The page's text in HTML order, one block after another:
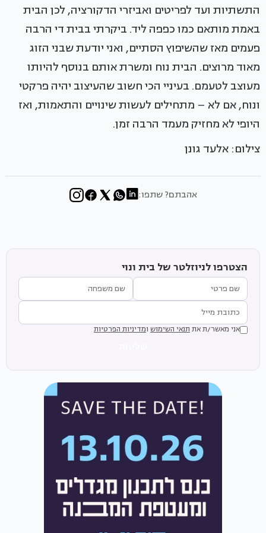
התשתיות ועד לפריטים ואביזרי הדקורציה, לכן הבית
באמת מותאם כמו כפפה ליד. ביקרתי בבית די הרבה
פעמים מאז שהשיפוץ הסתיים, ואני יודעת שבני הזוג
מאוד מרוצים. הבית נוח ומשרת אותם בנוסף להיותו
מעוצב לטעמם. בעיניי הכי חשוב שהעיצוב יהיה פרקטי
ונוח, אם לא – מתחילים לעשות שינויים והתאמות, ואז
היופי לא מחזיק מעמד הרבה זמן.
צילום: אלעד גונן
אהבתם? שתפו:
הצטרפו לניוזלטר של בית ונוי
אני מאשר/ת את תנאי השימוש ומדיניות הפרטיות